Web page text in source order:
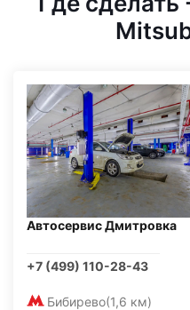
Автосервис Дмитровка
+7 (499) 110-28-43
Бибирево(1,6 км)